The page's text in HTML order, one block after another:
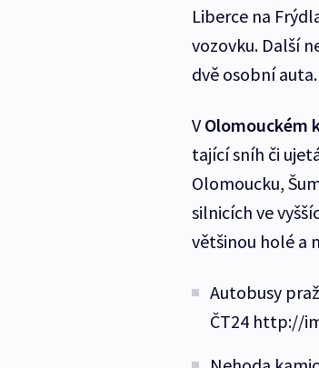
Liberce na
vozovku. Další
dvě osobní auta.
VOlomouckém
tající sníh či
Olomoucku,
silnicích ve
většinou holé a
Autobusy
ČT24 http://